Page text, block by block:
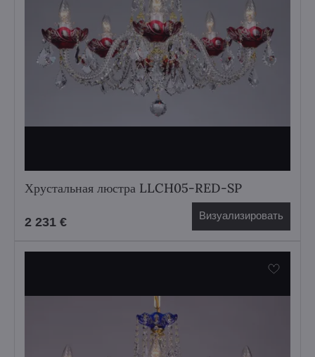
Хрустальная люстра LLCH05-RED-SP
2 231 € Визуализировать